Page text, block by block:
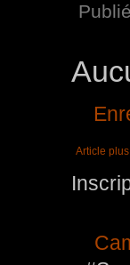
Article